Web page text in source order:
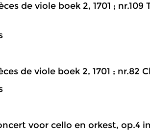
de viole boek 2, 1701 ;
de viole boek 2, 1701 ; nr.82
voor cello en orkest, op.4